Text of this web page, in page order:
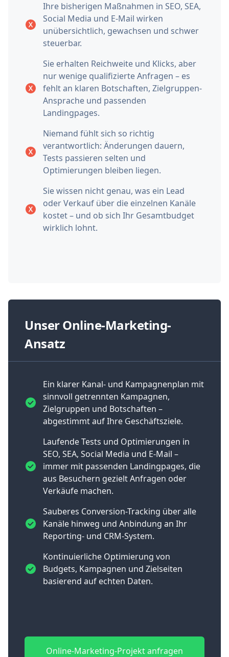
Ihre bisherigen Maßnahmen in SEO, SEA,
Social Media und E‑Mail wirken
unübersichtlich, gewachsen und schwer
steuerbar.
Sie erhalten Reichweite und Klicks, aber
nur wenige qualifizierte Anfragen – es
fehlt an klaren Botschaften, Zielgruppen-
Ansprache und passenden
Landingpages.
Niemand fühlt sich so richtig
verantwortlich: Änderungen dauern,
Tests passieren selten und
Optimierungen bleiben liegen.
Sie wissen nicht genau, was ein Lead
oder Verkauf über die einzelnen Kanäle
kostet – und ob sich Ihr Gesamtbudget
wirklich lohnt.
Unser Online-Marketing-
Ansatz
Ein klarer Kanal- und Kampagnenplan mit
sinnvoll getrennten Kampagnen,
Zielgruppen und Botschaften –
abgestimmt auf Ihre Geschäftsziele.
Laufende Tests und Optimierungen in
SEO, SEA, Social Media und E‑Mail –
immer mit passenden Landingpages, die
aus Besuchern gezielt Anfragen oder
Verkäufe machen.
Sauberes Conversion-Tracking über alle
Kanäle hinweg und Anbindung an Ihr
Reporting- und CRM-System.
Kontinuierliche Optimierung von
Budgets, Kampagnen und Zielseiten
basierend auf echten Daten.
Online-Marketing-Projekt anfragen